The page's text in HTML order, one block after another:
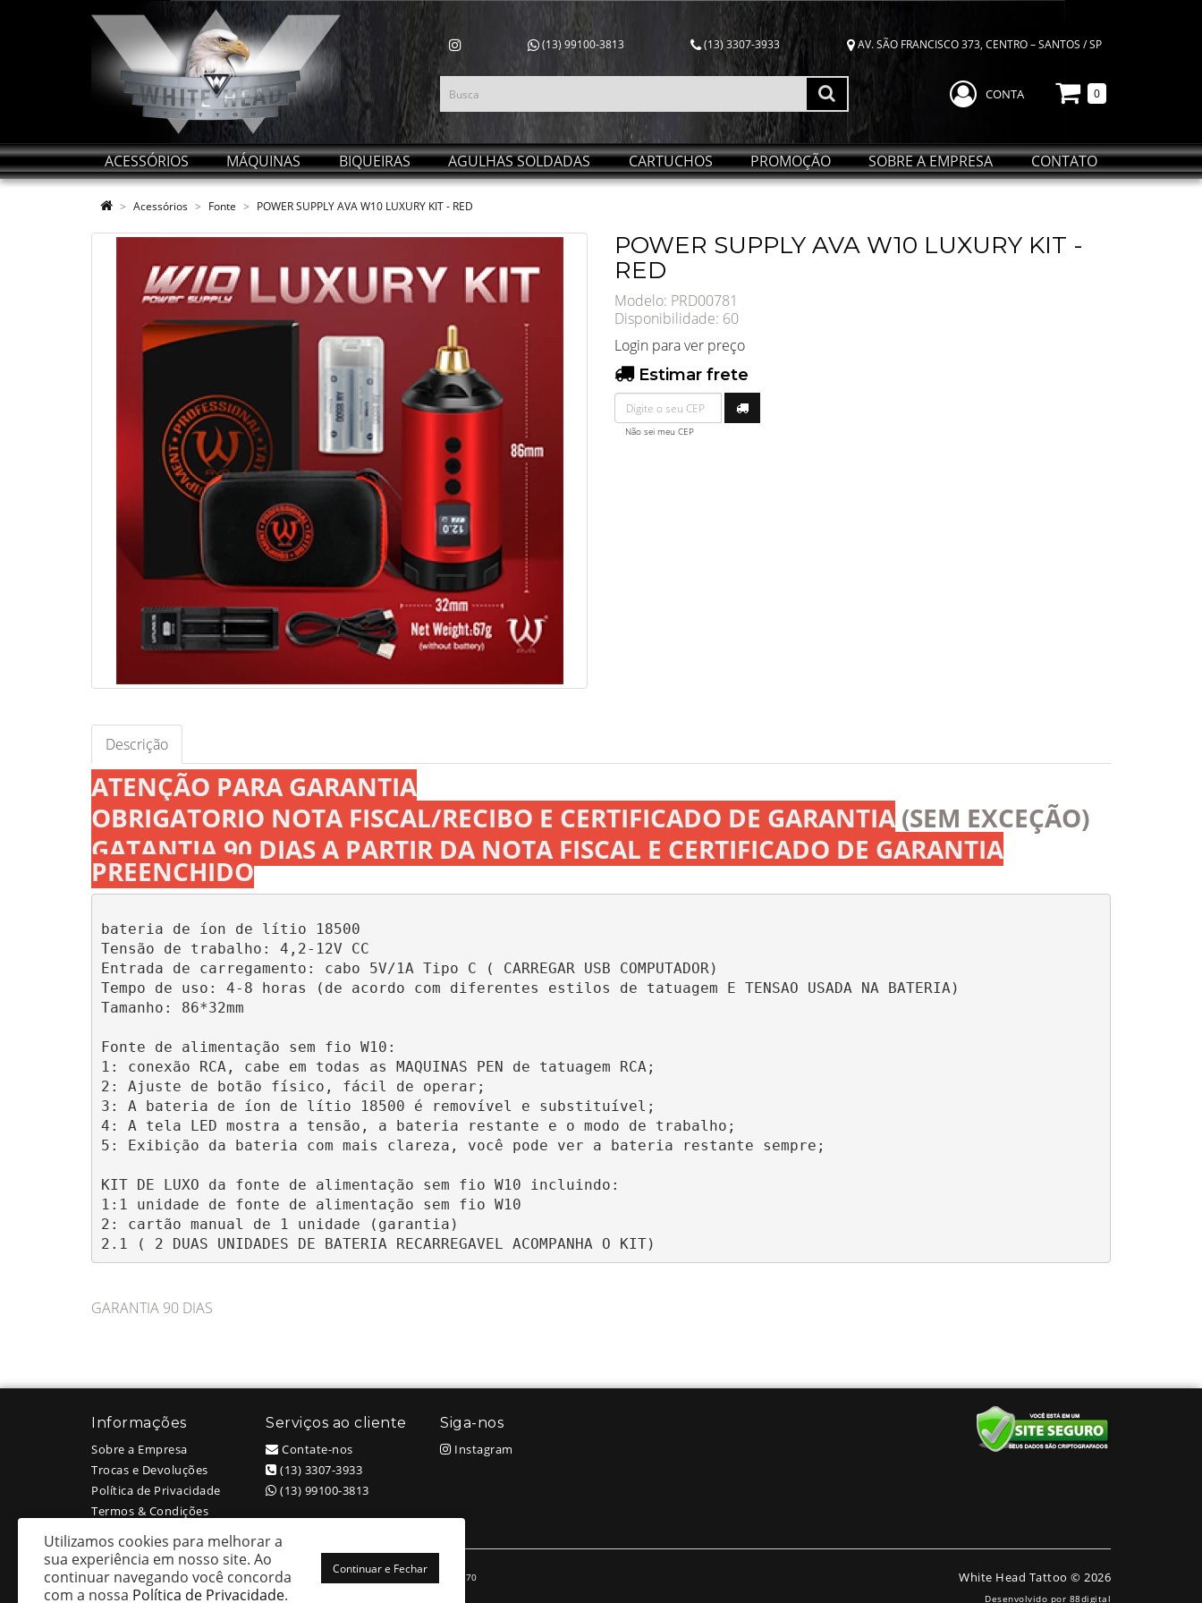
(13) 99100-3813 (13) 3307-3933 AV. SÃO FRANCISCO 373, CENTRO – SANTOS / SP
CONTA 0
ACESSÓRIOS MÁQUINAS BIQUEIRAS AGULHAS SOLDADAS CARTUCHOS PROMOÇÃO SOBRE A EMPRESA CONTATO
Acessórios Fonte POWER SUPPLY AVA W10 LUXURY KIT - RED
POWER SUPPLY AVA W10 LUXURY KIT -
RED
Modelo: PRD00781
Disponibilidade: 60
Login para ver preço
Estimar frete
Não sei meu CEP
Descrição
ATENÇÃO PARA GARANTIA
OBRIGATORIO NOTA FISCAL/RECIBO E CERTIFICADO DE GARANTIA (SEM EXCEÇÃO)
GATANTIA 90 DIAS A PARTIR DA NOTA FISCAL E CERTIFICADO DE GARANTIA
PREENCHIDO
bateria de íon de lítio 18500
Tensão de trabalho: 4,2-12V CC
Entrada de carregamento: cabo 5V/1A Tipo C ( CARREGAR USB COMPUTADOR)
Tempo de uso: 4-8 horas (de acordo com diferentes estilos de tatuagem E TENSAO USADA NA BATERIA)
Tamanho: 86*32mm
Fonte de alimentação sem fio W10:
1: conexão RCA, cabe em todas as MAQUINAS PEN de tatuagem RCA;
2: Ajuste de botão físico, fácil de operar;
3: A bateria de íon de lítio 18500 é removível e substituível;
4: A tela LED mostra a tensão, a bateria restante e o modo de trabalho;
5: Exibição da bateria com mais clareza, você pode ver a bateria restante sempre;
KIT DE LUXO da fonte de alimentação sem fio W10 incluindo:
1:1 unidade de fonte de alimentação sem fio W10
2: cartão manual de 1 unidade (garantia)
2.1 ( 2 DUAS UNIDADES DE BATERIA RECARREGAVEL ACOMPANHA O KIT)
GARANTIA 90 DIAS
Informações
Sobre a Empresa
Trocas e Devoluções
Política de Privacidade
Termos & Condições
Serviços ao cliente
Contate-nos
(13) 3307-3933
(13) 99100-3813
Siga-nos
Instagram
White Head Tattoo (Wellington Ricardo Kudlinski EPP) - CNPJ: 09.635.966/0001-70
Av. São Francisco 373 – Centro - Santos / SP - CEP: 11013-201
White Head Tattoo © 2026
Desenvolvido por 88digital
Utilizamos cookies para melhorar a
sua experiência em nosso site. Ao
continuar navegando você concorda
com a nossa Política de Privacidade.
Continuar e Fechar